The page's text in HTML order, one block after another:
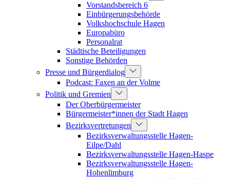
Vorstandsbereich 6
Einbürgerungsbehörde
Volkshochschule Hagen
Europabüro
Personalrat
Städtische Beteiligungen
Sonstige Behörden
Presse und Bürgerdialog
Podcast: Faxen an der Volme
Politik und Gremien
Der Oberbürgermeister
Bürgermeister*innen der Stadt Hagen
Bezirksvertretungen
Bezirksverwaltungsstelle Hagen-
Eilpe/Dahl
Bezirksverwaltungsstelle Hagen-Haspe
Bezirksverwaltungsstelle Hagen-
Hohenlimburg